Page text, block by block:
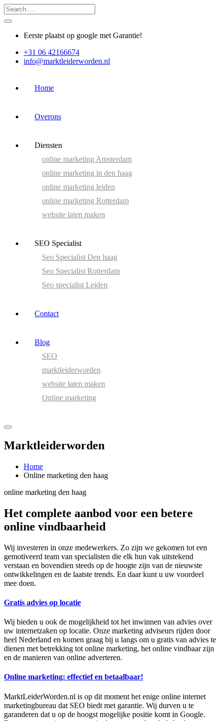
Eerste plaatst op google met Garantie!
+31 06 42166674
info@marktleiderworden.nl
Home
Overons
Diensten
online marketing Amsterdam
online marketing in den haag
online marketing leiden
online marketing Rotterdam
website laten maken
SEO Specialist
Seo Specialist Den haag
Seo Specialist Rotterdam
Seo specialist Leiden
Contact
Blog
SEO
marktleiderworden
website laten maken
Online marketing
Marktleiderworden
Home
Online marketing den haag
online marketing den haag
Het complete aanbod voor een betere
online vindbaarheid
Wij investeren in onze medewerkers. Zo zijn we gekomen tot een
gemotiveerd team van specialisten die elk hun vak uitstekend
verstaan en bovendien steeds op de hoogte zijn van de nieuwste
ontwikkelingen en de laatste trends. En daar kunt u uw voordeel
mee doen.
Gratis advies op locatie
Wij bieden u ook de mogelijkheid tot het inwinnen van advies over
uw internetzaken op locatie. Onze marketing adviseurs rijden door
heel Nederland en komen graag bij u langs om u gratis van advies te
dienen met betrekking tot online marketing, het online vindbaar zijn
en de manieren van online adverteren.
Online marketing: effectief en betaalbaar!
MarktLeiderWorden.nl is op dit moment het enige online internet
marketingbureau dat SEO biedt met garantie. Wij durven u te
garanderen dat u op de hoogst mogelijke positie komt in Google.